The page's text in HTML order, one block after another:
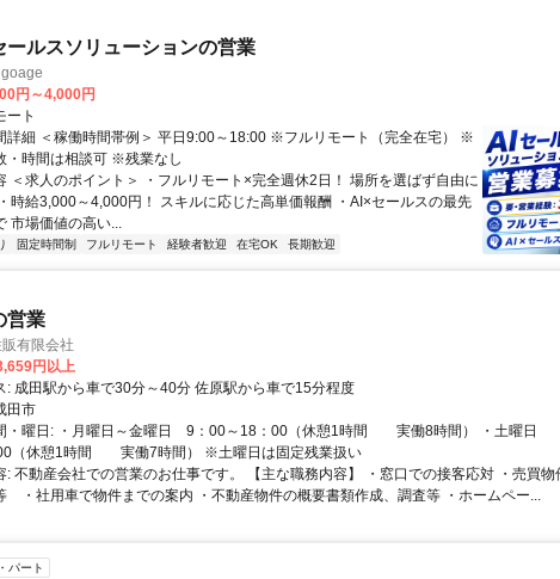
ールスソリューションの営業
円～4,000円
ート
詳細 ＜稼働時間帯例＞ 平日9:00～18:00 ※フルリモート（完全在宅） ※
・時間は相談可 ※残業なし
＜求人のポイント＞ ・フルリモート×完全週休2日！ 場所を選ばず自由に
時給3,000～4,000円！ スキルに応じた高単価報酬 ・AI×セールスの最先
市場価値の高い...
固定時間制 フルリモート 経験者歓迎 在宅OK 長期歓迎
営業
有限会社
円以上
アクセス: 成田駅から車で30分～40分 佐原駅から車で15分程度
田市
・曜日: ・月曜日～金曜日 9：00～18：00（休憩1時間 実働8時間） ・
（休憩1時間 実働7時間） ※土曜日は固定残業扱い
: 不動産会社での営業のお仕事です。 【主な職務内容】 ・窓口での接客応対 ・売買物
・社用車で物件までの案内 ・不動産物件の概要書類作成、調査等 ・ホームペー...
パート